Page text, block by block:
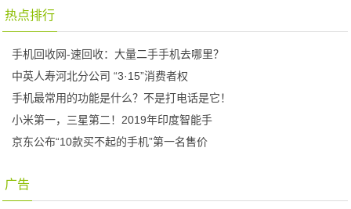
热点排行
手机回收网-速回收：大量二手手机去哪里？
中英人寿河北分公司 “3·15”消费者权
手机最常用的功能是什么？不是打电话是它！
小米第一，三星第二！2019年印度智能手
京东公布“10款买不起的手机”第一名售价
广告